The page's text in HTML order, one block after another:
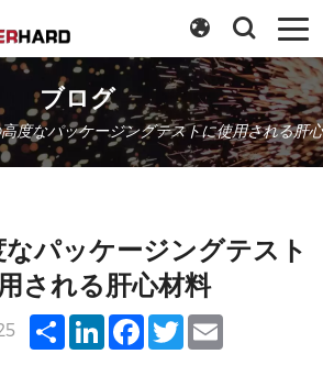
ブログ
度なパッケージングテストに使用される肝
パッケージングテスト
される肝心材料
ShareLinkedInFacebook
Twitter